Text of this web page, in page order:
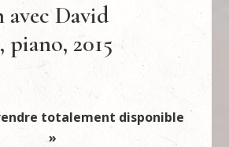
David
piano, 2015
totalement disponible
»